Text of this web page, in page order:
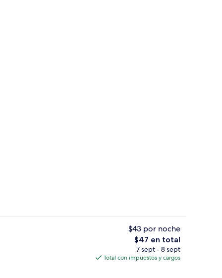
de alta calidad, wifi gratis y ropa de camaRecepción
$43 por noche
El
precio
total
$47 en total
7 sept - 8 sept
Total con impuestos y cargos